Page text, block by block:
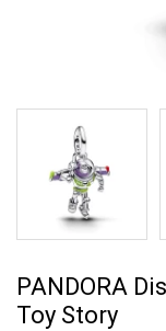
PANDORA
Toy Story